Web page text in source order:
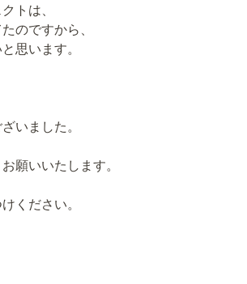
トは、
のですから、
思います。
いました。
願いいたします。
ください。